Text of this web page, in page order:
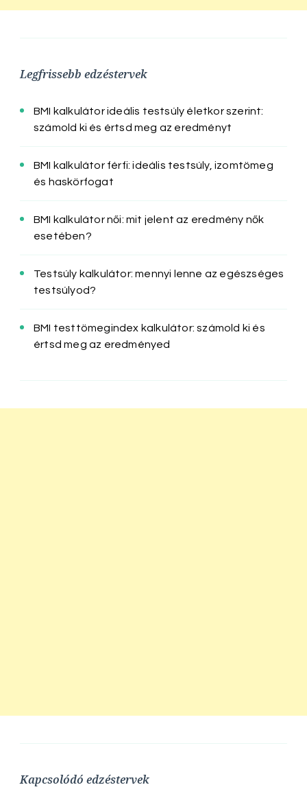
Legfrissebb edzéstervek
BMI kalkulátor ideális testsúly életkor szerint:
számold ki és értsd meg az eredményt
BMI kalkulátor férfi: ideális testsúly, izomtömeg
és haskörfogat
BMI kalkulátor női: mit jelent az eredmény nők
esetében?
Testsúly kalkulátor: mennyi lenne az egészséges
testsúlyod?
BMI testtömegindex kalkulátor: számold ki és
értsd meg az eredményed
Kapcsolódó edzéstervek